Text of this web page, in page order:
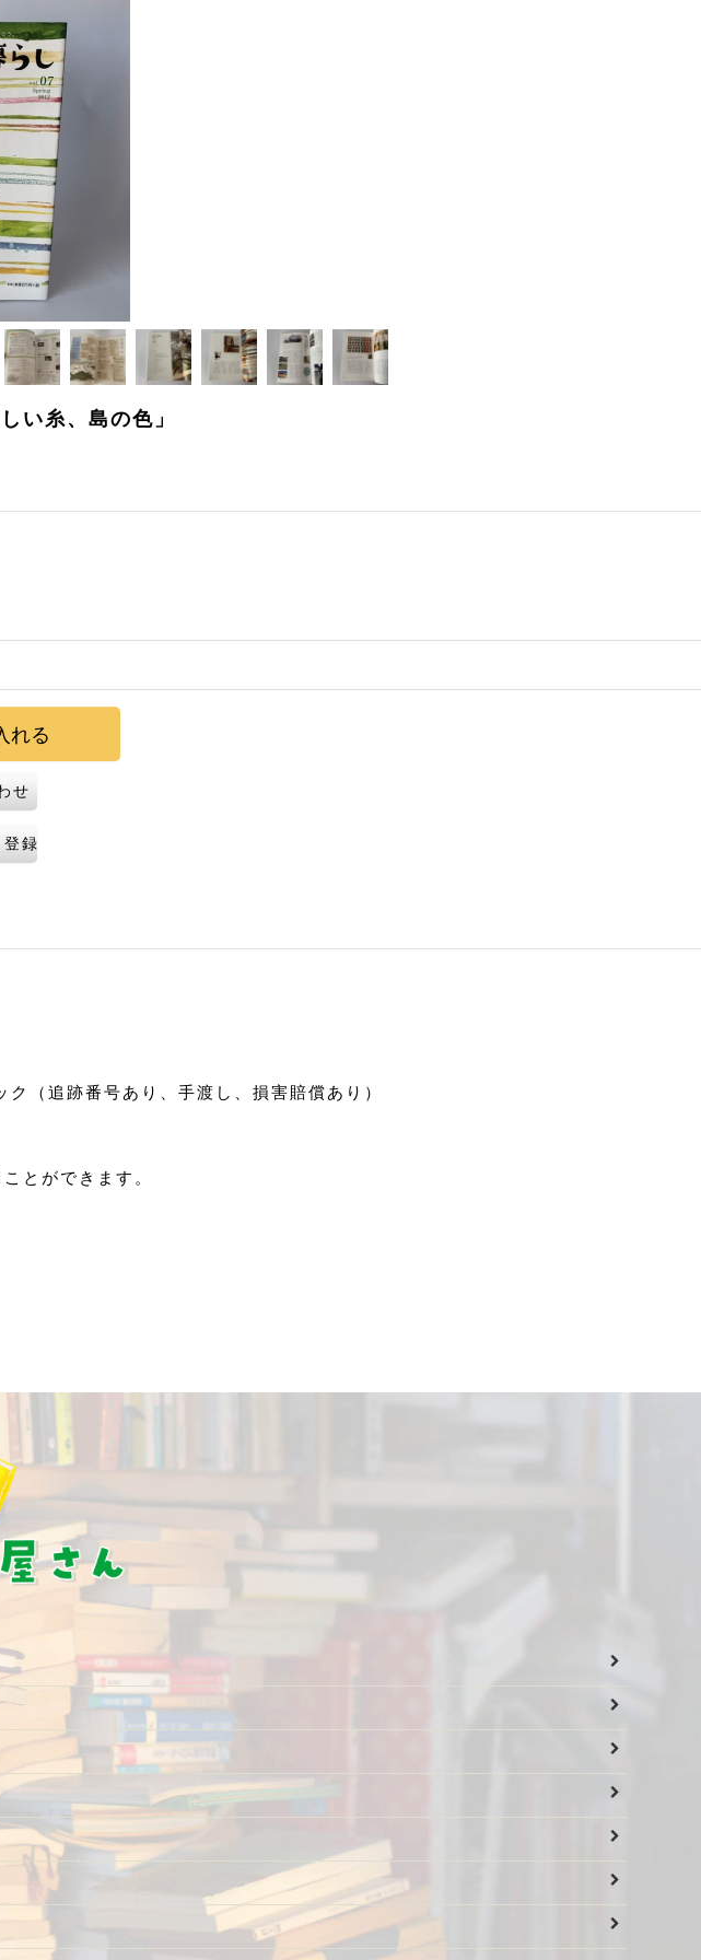
糸、島の色」
れる
せ
登録
（追跡番号あり、手渡し、損害賠償あり）
とができます。